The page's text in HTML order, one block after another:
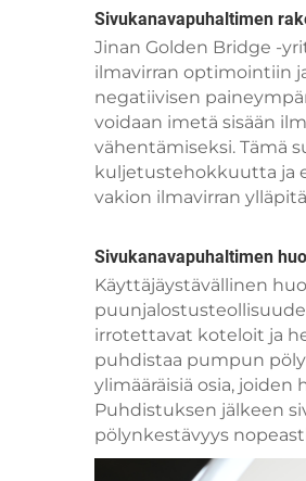
Sivukanavapuhaltimen
Jinan Golden Bridge -
ilmavirran optimointiin
negatiivisen
voidaan imetä sisään
vähentämiseksi. Tämä
kuljetustehokkuutta ja
vakion ilmavirran
Sivukanavapuhaltimen
Käyttäjäystävällinen
irrotettavat koteloit ja
puhdistaa pumpun
ylimääräisiä osia,
Puhdistuksen jälkeen
pölynkestävyys